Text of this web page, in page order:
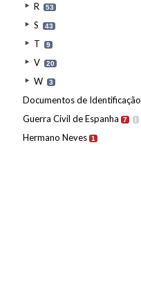
R 53
S 43
T 9
V 20
W 3
Documentos de Identificação
Guerra Civil de Espanha 7 I
Hermano Neves 1